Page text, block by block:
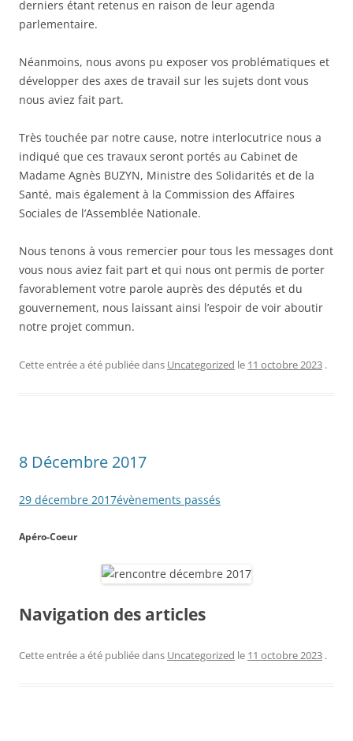
derniers étant retenus en raison de leur agenda
parlementaire.
Néanmoins, nous avons pu exposer vos problématiques et
développer des axes de travail sur les sujets dont vous
nous aviez fait part.
Très touchée par notre cause, notre interlocutrice nous a
indiqué que ces travaux seront portés au Cabinet de
Madame Agnès BUZYN, Ministre des Solidarités et de la
Santé, mais également à la Commission des Affaires
Sociales de l’Assemblée Nationale.
Nous tenons à vous remercier pour tous les messages dont
vous nous aviez fait part et qui nous ont permis de porter
favorablement votre parole auprès des députés et du
gouvernement, nous laissant ainsi l’espoir de voir aboutir
notre projet commun.
Cette entrée a été publiée dans Uncategorized le 11 octobre 2023 .
8 Décembre 2017
29 décembre 2017évènements passés
Apéro-Coeur
Navigation des articles
Cette entrée a été publiée dans Uncategorized le 11 octobre 2023 .